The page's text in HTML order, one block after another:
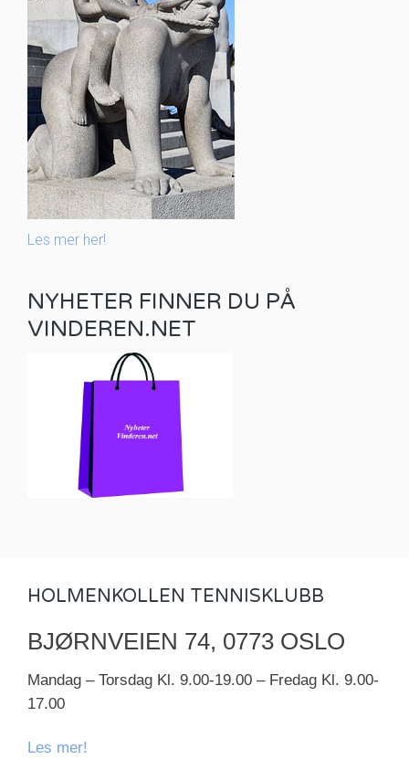
Les mer her!
NYHETER FINNER DU PÅ
VINDEREN.NET
HOLMENKOLLEN TENNISKLUBB
BJØRNVEIEN 74, 0773 OSLO
Mandag – Torsdag Kl. 9.00-19.00 – Fredag Kl. 9.00-
17.00
Les mer!